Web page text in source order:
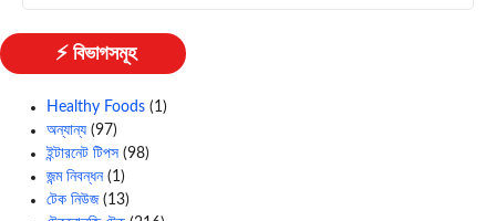
⚡ বিভাগসমূহ
Healthy Foods (1)
অন্যান্য (97)
ইন্টারনেট টিপস (98)
জন্ম নিবন্ধন(1)
টেক নিউজ(13)